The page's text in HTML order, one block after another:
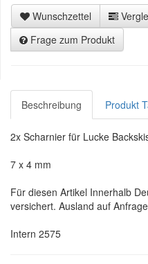
Wunschzettel
Frage zum Produkt
Beschreibung Produkt
2x Scharnier für Lucke
7 x 4 mm
Für diesen Artikel Innerhalb
versichert. Ausland auf Anfrage
Intern 2575